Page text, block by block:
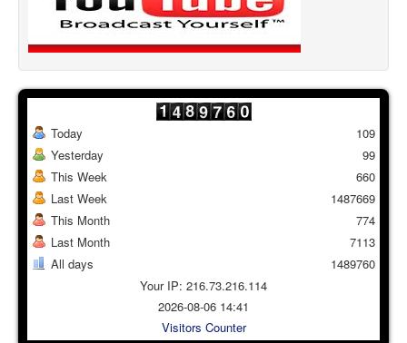
Today
Yesterday
This Week
Last Week
This Month
Last Month
All days
109
99
660
1487669
774
7113
1489760
Your IP: 216.73.216.114
2026-08-06 14:41
Visitors Counter